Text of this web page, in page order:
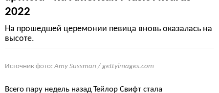
2022
На прошедшей церемонии певица вновь оказалась на
высоте.
Источник фото: Amy Sussman / gettyimages.com
Всего пару недель назад Тейлор Свифт стала